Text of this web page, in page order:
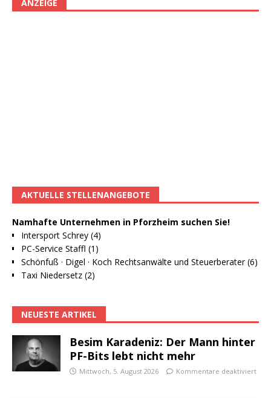
ANZEIGE
AKTUELLE STELLENANGEBOTE
Namhafte Unternehmen in Pforzheim suchen Sie!
Intersport Schrey (4)
PC-Service Staffl (1)
Schönfuß · Digel · Koch Rechtsanwälte und Steuerberater (6)
Taxi Niedersetz (2)
NEUESTE ARTIKEL
Besim Karadeniz: Der Mann hinter
PF-Bits lebt nicht mehr
Mittwoch, 5. August 2026 Kommentare deaktiviert